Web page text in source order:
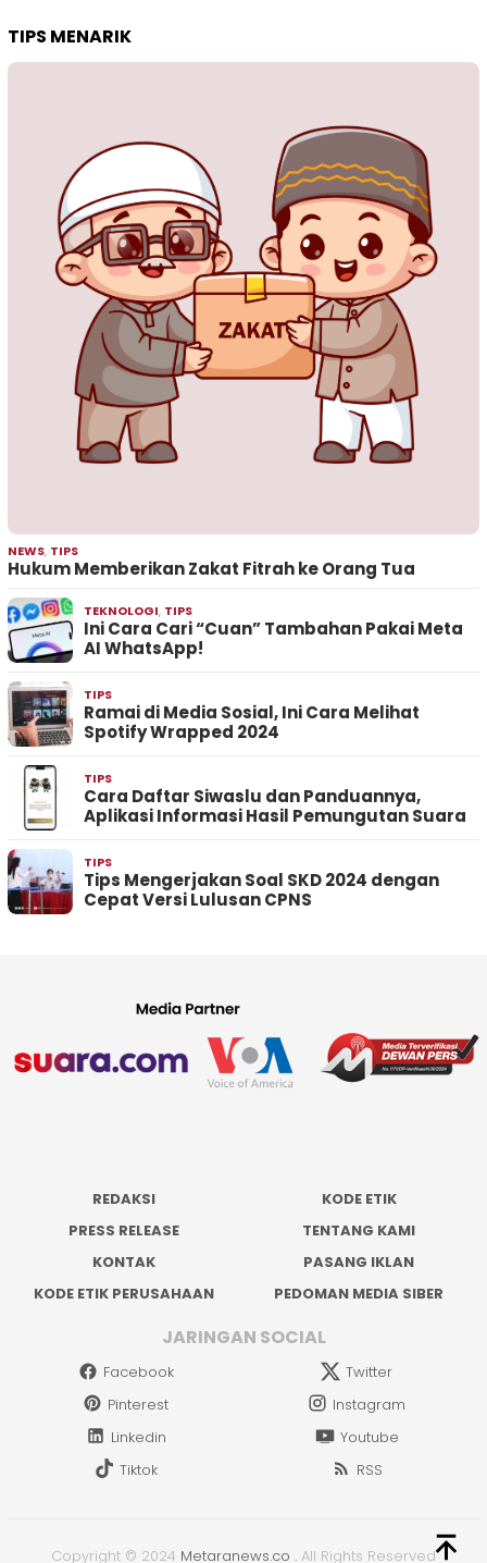
TIPS MENARIK
NEWS, TIPS
Hukum Memberikan Zakat Fitrah ke Orang Tua
TEKNOLOGI, TIPS
Ini Cara Cari “Cuan” Tambahan Pakai Meta
AI WhatsApp!
TIPS
Ramai di Media Sosial, Ini Cara Melihat
Spotify Wrapped 2024
TIPS
Cara Daftar Siwaslu dan Panduannya,
Aplikasi Informasi Hasil Pemungutan Suara
TIPS
Tips Mengerjakan Soal SKD 2024 dengan
Cepat Versi Lulusan CPNS
REDAKSI
KODE ETIK
PRESS RELEASE
TENTANG KAMI
KONTAK
PASANG IKLAN
KODE ETIK PERUSAHAAN
PEDOMAN MEDIA SIBER
JARINGAN SOCIAL
Facebook
Twitter
Pinterest
Instagram
Linkedin
Youtube
Tiktok
RSS
Copyright © 2024 Metaranews.co . All Rights Reserved